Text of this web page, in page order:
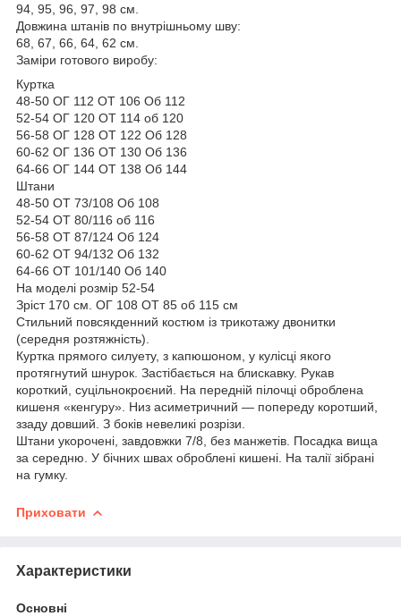
94, 95, 96, 97, 98 см.
Довжина штанів по внутрішньому шву:
68, 67, 66, 64, 62 см.
Заміри готового виробу:
Куртка
48-50 ОГ 112 ОТ 106 Об 112
52-54 ОГ 120 ОТ 114 об 120
56-58 ОГ 128 ОТ 122 Об 128
60-62 ОГ 136 ОТ 130 Об 136
64-66 ОГ 144 ОТ 138 Об 144
Штани
48-50 ОТ 73/108 Об 108
52-54 ОТ 80/116 об 116
56-58 ОТ 87/124 Об 124
60-62 ОТ 94/132 Об 132
64-66 ОТ 101/140 Об 140
На моделі розмір 52-54
Зріст 170 см. ОГ 108 ОТ 85 об 115 см
Стильний повсякденний костюм із трикотажу двонитки
(середня розтяжність).
Куртка прямого силуету, з капюшоном, у кулісці якого
протягнутий шнурок. Застібається на блискавку. Рукав
короткий, суцільнокроєний. На передній пілочці оброблена
кишеня «кенгуру». Низ асиметричний — попереду коротший,
ззаду довший. З боків невеликі розрізи.
Штани укорочені, завдовжки 7/8, без манжетів. Посадка вища
за середню. У бічних швах оброблені кишені. На талії зібрані
на гумку.
Приховати
Характеристики
Основні